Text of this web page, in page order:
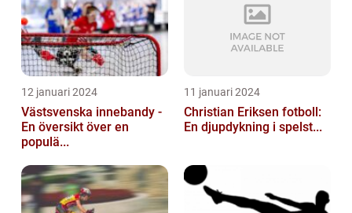
12 januari 2024
Västsvenska innebandy -
En översikt över en
populä...
11 januari 2024
Christian Eriksen fotboll:
En djupdykning i spelst...